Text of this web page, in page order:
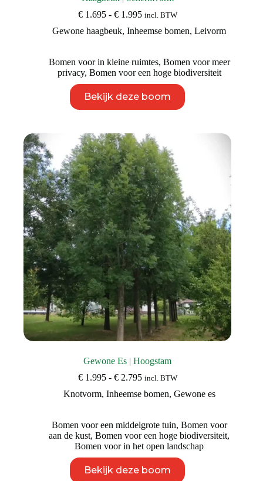
€1.695 - €1.995Prijsklasse:
tot
incl. BTW
Gewone haagbeuk,Inheemse bomen,Leivorm
Bomen voor in kleine ruimtes, Bomen voor meer
privacy, Bomen voor een hoge biodiversiteit
Bekijk deze boom
product
heeft
Deze
optie
kan
gekozen
worden
op
de
productpagina
Gewone Es | Hoogstam
€1.995 - €2.795Prijsklasse:
tot
incl. BTW
Knotvorm, Inheemse bomen, Gewone es
Bomen voor een middelgrote tuin, Bomen voor
aan de kust,Bomen voor een hoge biodiversiteit,
Bomen voor in het open landschap
Bekijk deze boom
product